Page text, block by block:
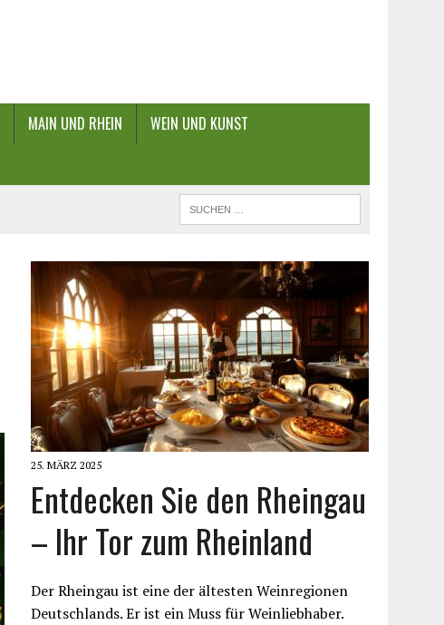
MAIN UND RHEIN
WEIN UND KUNST
25. MÄRZ 2025
Entdecken Sie den Rheingau
– Ihr Tor zum Rheinland
Der Rheingau ist eine der ältesten Weinregionen
Deutschlands. Er ist ein Muss für Weinliebhaber.